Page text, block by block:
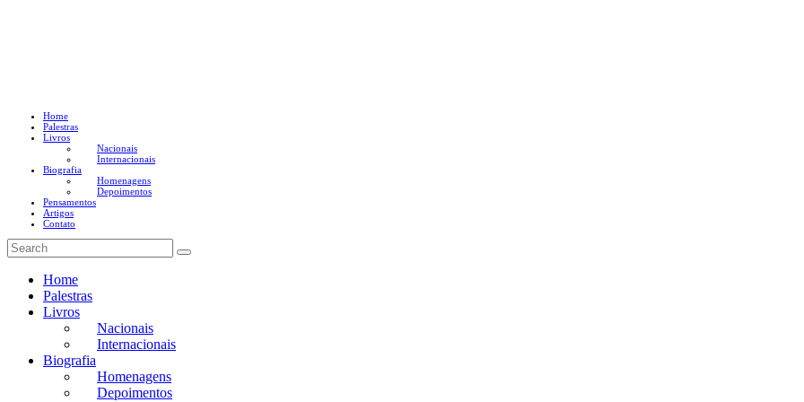
Home
Palestras
Livros
Nacionais
Internacionais
Biografia
Homenagens
Depoimentos
Pensamentos
Artigos
Contato
Home
Palestras
Livros
Nacionais
Internacionais
Biografia
Homenagens
Depoimentos